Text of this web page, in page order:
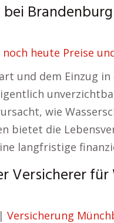
heute Preise
und dem Einzug
wie
bietet die
langfristige
Versicherer
| Versicherung